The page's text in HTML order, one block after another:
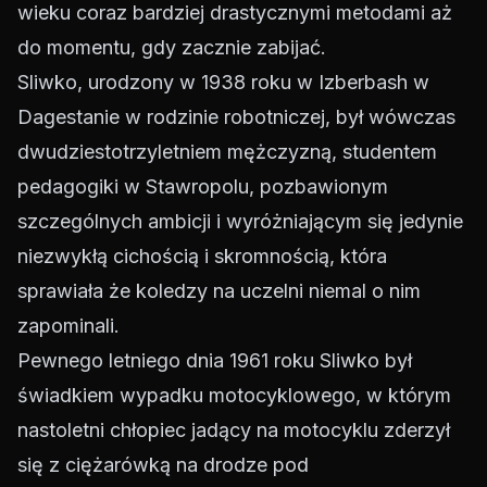
wieku coraz bardziej drastycznymi metodami aż
do momentu, gdy zacznie zabijać.
Sliwko, urodzony w 1938 roku w Izberbash w
Dagestanie w rodzinie robotniczej, był wówczas
dwudziestotrzyletniem mężczyzną, studentem
pedagogiki w Stawropolu, pozbawionym
szczególnych ambicji i wyróżniającym się jedynie
niezwykłą cichością i skromnością, która
sprawiała że koledzy na uczelni niemal o nim
zapominali.
Pewnego letniego dnia 1961 roku Sliwko był
świadkiem wypadku motocyklowego, w którym
nastoletni chłopiec jadący na motocyklu zderzył
się z ciężarówką na drodze pod